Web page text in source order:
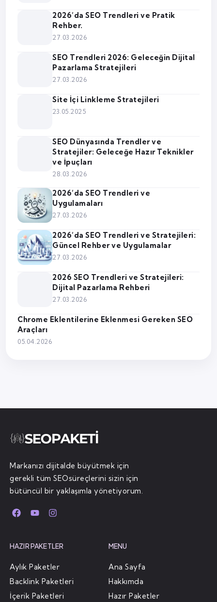
2026’da SEO Trendleri ve Pratik
Rehber.
27.03.2026
SEO Trendleri 2026: Geleceğin Dijital
Pazarlama Stratejileri
27.03.2026
Site İçi Linkleme Stratejileri
23.05.2025
SEO Dünyasında Trendler ve
Stratejiler: Geleceğe Hazır Teknikler
ve İpuçları
28.03.2026
2026’da SEO Trendleri ve
Uygulamaları
27.03.2026
2026’da SEO Trendleri ve Stratejileri:
Güncel Rehber ve Uygulamalar
27.03.2026
2026 SEO Trendleri ve Stratejileri:
Dijital Pazarlama Rehberi
27.03.2026
Chrome Eklentilerine Eklenmesi Gereken SEO
Araçları
05.04.2026
Markanızı dijitalde büyütmek için
gerekli tüm SEOsüreçlerini sizin için
bütüncül bir yaklaşımla yönetiyorum.
HAZIR PAKETLER
Aylık Paketler
Backlink Paketleri
İçerik Paketleri
MENU
Ana Sayfa
Hakkımda
Hazır Paketler